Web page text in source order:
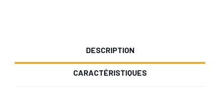
DESCRIPTION
CARACTÉRISTIQUES